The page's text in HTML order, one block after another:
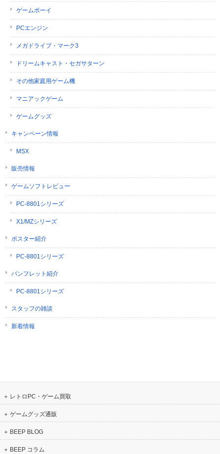
ゲームボーイ
PCエンジン
メガドライブ・マーク3
ドリームキャスト・セガサターン
その他家庭用ゲーム機
マニアックゲーム
ゲームグッズ
キャンペーン情報
MSX
販売情報
ゲームソフトレビュー
PC-8801シリーズ
X1/MZシリーズ
ポスター紹介
PC-8801シリーズ
パンフレット紹介
PC-8801シリーズ
スタッフの雑談
新着情報
レトロPC・ゲーム買取
ゲームグッズ通販
BEEP BLOG
BEEP コラム